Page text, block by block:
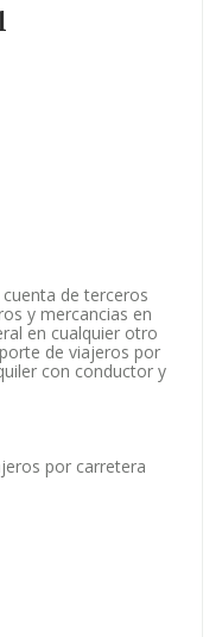
de terceros
y mercancias en
en cualquier otro
de viajeros por
con conductor y
por carretera